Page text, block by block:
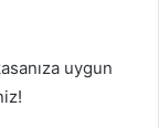
uygun